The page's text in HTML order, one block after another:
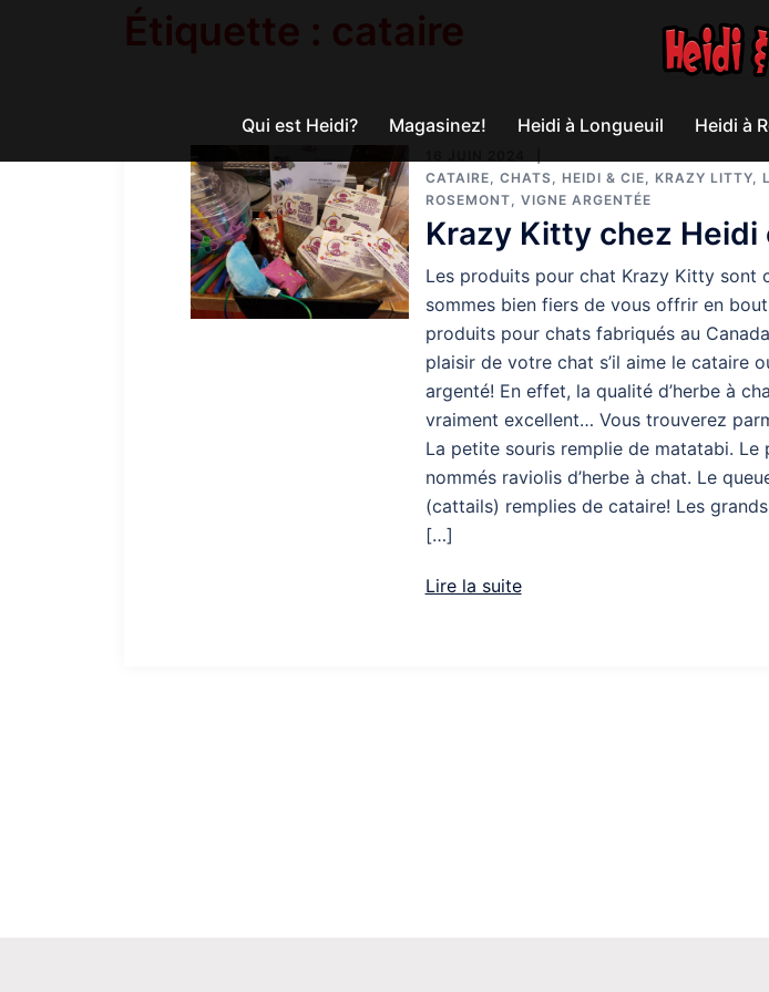
Qui est Heidi? Magasinez! Heidi à Longueuil Heidi à
Étiquette : cataire
CATAIRE, CHATS, HEIDI & CIE, KRAZY LITTY,
ROSEMONT, VIGNE ARGENTÉE
Krazy Kitty chez Heidi
Les produits pour chat Krazy Kitty sont
sommes bien fiers de vous offrir en
produits pour chats fabriqués au
plaisir de votre chat s’il aime le cataire
argenté! En effet, la qualité d’herbe à
vraiment excellent… Vous trouverez
La petite souris remplie de matatabi. Le
nommés raviolis d’herbe à chat. Le
(cattails) remplies de cataire! Les
[…]
Lire la suite